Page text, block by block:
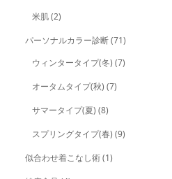
米肌(2)
パーソナルカラー診断(71)
ウィンタータイプ(冬) (7)
オータムタイプ(秋) (7)
サマータイプ(夏) (8)
スプリングタイプ(春) (9)
似合わせ着こなし術(1)